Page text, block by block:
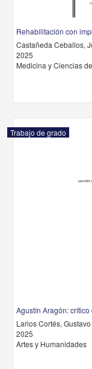
Rehabilitación con
Castañeda Ceballos,
2025
Medicina y Ciencias
Trabajo de grado
Agustín Aragón:
Larios Cortés,
2025
Artes y Humanidades